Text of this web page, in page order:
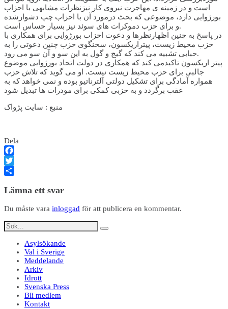
است و در زمینه ی مهاجرت نیروی کار نیزنظرات مشابهی با احزاب
بورژوایی دارد، موضوعی که بحث درمورد آن با احزاب چپ دشوارشده
و برای حزب دموکرات های سوئد نیز بسیار حساس است.
در پاسخ به چنین اظهارنظرها و دعوت احزاب بورژوایی برای همکاری با
حزب محیط زیست، پیتراریکسون، سخنگوی حزب چنین دعوتی را به
حبابی تشبیه می کند که گیج و گول به این سو و آن سو می رود.
پیتر اریکسون تاکیدمی کند که همکاری در دولت اتحاد بورژوایی موضوع
جالبی برای حزب محیط زیست نیست. او می گوید که تلاش حزب
همواره آمادگی برای تشکیل دولتی آلترناتیو بوده و نمی خواهد که به
عقب برگردد و به حزبی کمکی برای مودرات ها تبدیل شود
منبع : سايت پژواک
Dela
Facebook
Twitter
Lämna ett svar
Du måste vara inloggad för att publicera en kommentar.
Asylsökande
Val i Sverige
Meddelande
Arkiv
Idrott
Svenska Press
Bli medlem
Kontakt